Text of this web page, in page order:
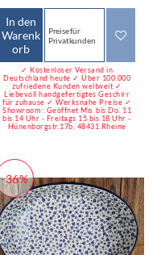
In den
Warenk
orb
Preise für
Privatkunden
✓ Kostenloser Versand in
Deutschland heute ✓ Über 100.000
zufriedene Kunden weltweit ✓
Liebevoll handgefertigtes Geschirr
für zuhause ✓ Werksnahe Preise ✓
Showroom : Geöffnet Mo. bis Do. 11
bis 14 Uhr - Freitags 15 bis 18 Uhr -
Hünenborgstr.17b, 48431 Rheine
-36%